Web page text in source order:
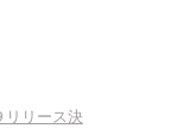
リリース決